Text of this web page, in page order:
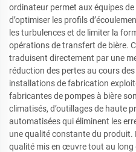
ordinateur permet aux équipes
d’optimiser les profils
les turbulences et de limiter la
opérations de transfert de bière.
traduisent directement par une
réduction des pertes au cours
installations de fabrication
fabricantes de pompes à bière
climatisés, d’outillages de haute
automatisées qui éliminent les
une qualité constante du produit.
qualité mis en œuvre tout au